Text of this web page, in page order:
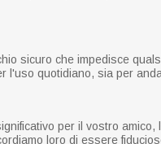
sicuro che impedisce
l'uso quotidiano, sia per
per il vostro
loro di essere